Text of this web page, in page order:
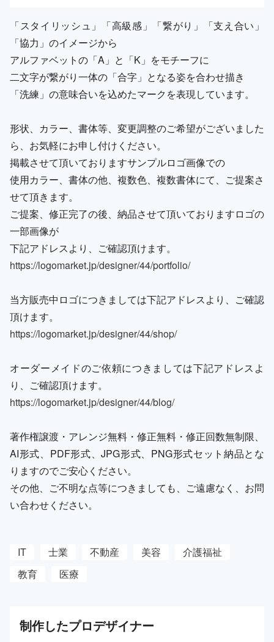
「スタイリッシュ」「高級感」「繋がり」「支え合い」
「協力」のイメージから
アルファベットの「A」と「K」をモチーフに
二文字が繋がり一体の「合字」となる姿を合わせ描き
「洗練」の意味合いを込めたマークを表現しています。
形状、カラー、書体等、変更調整のご希望がございました
ら、お気軽にお申し付けください。
掲載させて頂いておりますサンプルロゴ画像での
使用カラー、書体の他、複数色、複数書体にて、ご提案さ
せて頂きます。
ご提案、修正完了の後、納品させて頂いておりますロゴの
一部画像が
下記アドレスより、ご確認頂けます。
https://logomarket.jp/designer/44/portfolio/
当方販売中ロゴにつきましては下記アドレスより、ご確認
頂けます。
https://logomarket.jp/designer/44/shop/
オーダーメイドのご依頼につきましては下記アドレスよ
り、ご確認頂けます。
https://logomarket.jp/designer/44/blog/
著作権譲渡・アレンジ無料・修正無料・修正回数無制限、
AI形式、PDF形式、JPG形式、PNG形式セット納品とな
りますのでご安心ください。
その他、ご不明な点等につきましても、ご遠慮なく、お問
い合わせください。
IT 士業 不動産 美容
介護福祉
教育
医療
制作したプロデザイナー